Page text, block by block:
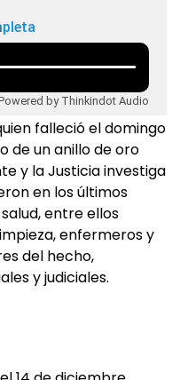
by Thinkindot Audio
falleció el domingo
de un anillo de oro
y la Justicia investiga
en los últimos
entre ellos
enfermeros y
del hecho,
y judiciales.